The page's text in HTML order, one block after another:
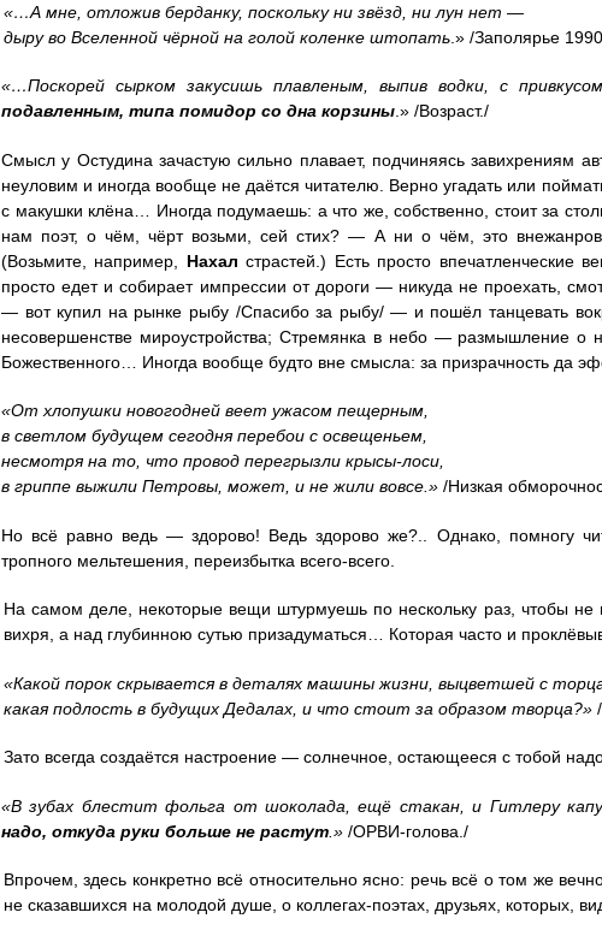
«…А мне, отложив берданку, поскольку ни звёзд, ни лун нет —
дыру во Вселенной чёрной на голой коленке штопать .» /Заполярье
«…Поскорей сырком закусишь плавленым, выпив водки, с
подавленным, типа помидор со дна корзины .» /Возраст./
Смысл у Остудина зачастую сильно плавает, подчиняясь завихрениям
неуловим и иногда вообще не даётся читателю. Верно угадать или
с макушки клёна… Иногда подумаешь: а что же, собственно, стоит за
нам поэт, о чём, чёрт возьми, сей стих? — А ни о чём, это
(Возьмите, например, Нахал страстей.) Есть просто
просто едет и собирает импрессии от дороги — никуда не проехать,
— вот купил на рынке рыбу /Спасибо за рыбу/ — и пошёл танцевать
несовершенстве мироустройства; Стремянка в небо — размышление о
Божественного… Иногда вообще будто вне смысла: за призрачность да
«От хлопушки новогодней веет ужасом пещерным,
в светлом будущем сегодня перебои с освещеньем,
несмотря на то, что провод перегрызли крысы-лоси,
в гриппе выжили Петровы, может, и не жили вовсе.» /Низкая
Но всё равно ведь — здорово! Ведь здорово же?.. Однако, помногу
тропного мельтешения, переизбытка всего-всего.
На самом деле, некоторые вещи штурмуешь по нескольку раз, чтобы не
вихря, а над глубинною сутью призадуматься… Которая часто и
«Какой порок скрывается в деталях машины жизни, выцветшей с
какая подлость в будущих Дедалах, и что стоит за образом творца?»
Зато всегда создаётся настроение — солнечное, остающееся с тобой
«В зубах блестит фольга от шоколада, ещё стакан, и Гитлеру
надо, откуда руки больше не растут .» /ОРВИ-голова./
Впрочем, здесь конкретно всё относительно ясно: речь всё о том же
не сказавшихся на молодой душе, о коллегах-поэтах, друзьях, которых,